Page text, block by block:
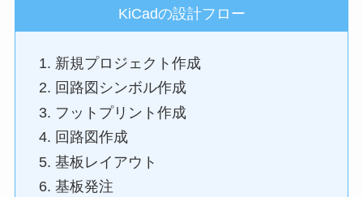
KiCadの設計フロー
新規プロジェクト作成
回路図シンボル作成
フットプリント作成
回路図作成
基板レイアウト
基板発注